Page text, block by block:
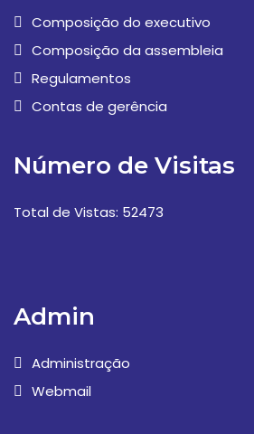
Composição do executivo
Composição da assembleia
Regulamentos
Contas de gerência
Número de Visitas
Total de Vistas: 52473
Admin
Administração
Webmail